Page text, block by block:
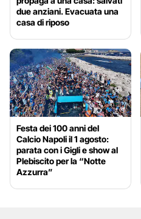
due anziani. Evacuata una
casa di riposo
Festa dei 100 anni del
Calcio Napoli il 1 agosto:
parata con i Gigli e show al
Plebiscito per la “Notte
Azzurra”